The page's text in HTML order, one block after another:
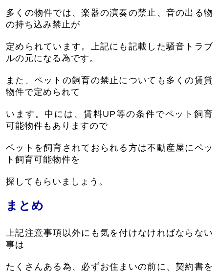
多くの物件では、楽器の演奏の禁止、音の出る物
の持ち込み禁止が
定められています。上記にも記載した騒音トラブ
ルの元になる為です。
また、ペットの飼育の禁止についても多くの賃貸
物件で定められて
います。中には、賃料UP等の条件でペット飼育
可能物件もありますので
ペットを飼育されておられる方は不動産屋にペッ
ト飼育可能物件を
探してもらいましょう。
まとめ
上記注意事項以外にも気を付けなければならない
事は
たくさんある為、必ずお住まいの前に、契約書を